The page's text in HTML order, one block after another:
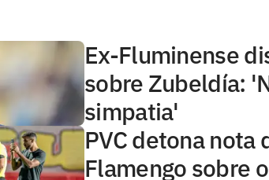
Ex-Fluminense
sobre Zubeldía:
simpatia'
PVC detona nota
Flamengo sobre